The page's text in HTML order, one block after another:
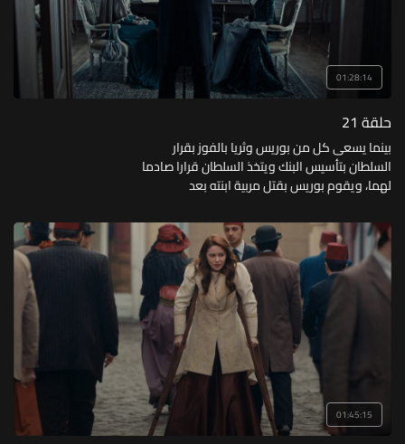
01:28:14
حلقة 21
بينما يسعى كل من بوريس وثريا بالفوز بقرار
السلطان بتأسيس البنك ويتخذ السلطان قرارا صادما
لهما، ويقوم بوريس بقتل مربية ابنته بعد
01:45:15